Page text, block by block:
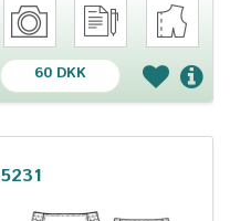
60 DKK
5231